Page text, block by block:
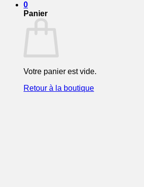
0
Panier
Votre panier est vide.
Retour à la boutique